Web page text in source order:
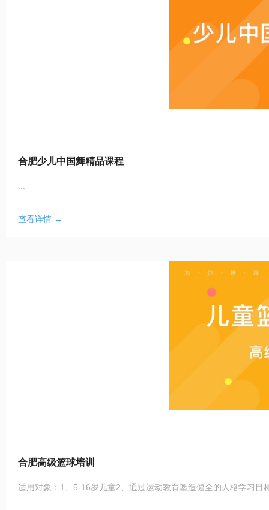
合肥少儿中国舞精品课程
查看详情 →
合肥高级篮球培训
适用对象：1、5-16岁儿童2、通过运动教育塑造健全的人格学习